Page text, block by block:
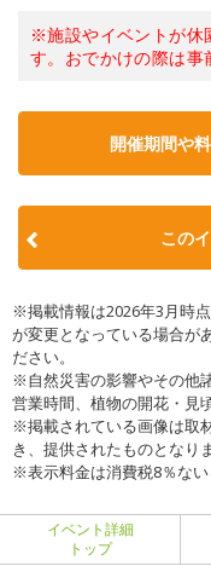
※施設やイベントが休
す。おでかけの際は事
開催期間や
この
※掲載情報は2026年3月時
が変更となっている場合が
ださい。
※自然災害の影響やその他
営業時間、植物の開花・見
※掲載されている画像は取
き、提供されたものとなり
※表示料金は消費税8％ない
イベント詳細
トップ